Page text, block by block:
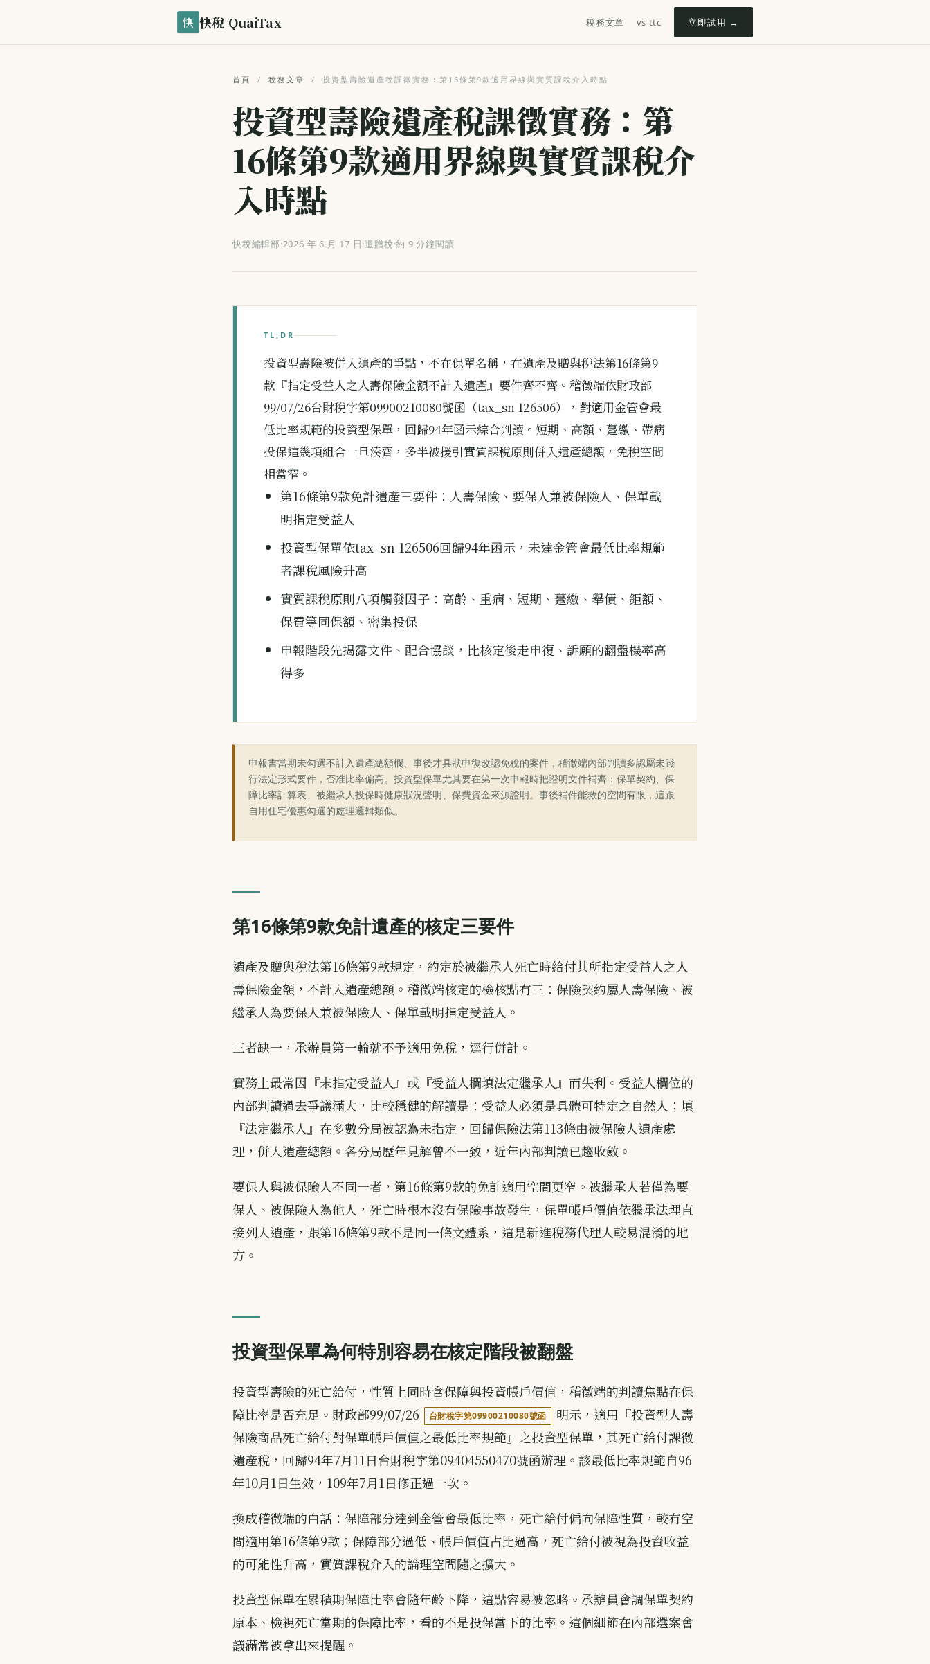
快 快稅 QuaiTax 稅務文章 vs ttc 立即試用 →
首頁 / 稅務文章 / 投資型壽險遺產稅課徵實務：第16條第9款適用界線與實質課稅介入時點
投資型壽險遺產稅課徵實務：第
16條第9款適用界線與實質課稅介
入時點
快稅編輯部·2026 年 6 月 17 日·遺贈稅·約 9 分鐘閱讀
TL;DR
投資型壽險被併入遺產的爭點，不在保單名稱，在遺產及贈與稅法第16條第9
款『指定受益人之人壽保險金額不計入遺產』要件齊不齊。稽徵端依財政部
99/07/26台財稅字第09900210080號函（tax_sn 126506），對適用金管會最
低比率規範的投資型保單，回歸94年函示綜合判讀。短期、高額、躉繳、帶病
投保這幾項組合一旦湊齊，多半被援引實質課稅原則併入遺產總額，免稅空間
相當窄。
第16條第9款免計遺產三要件：人壽保險、要保人兼被保險人、保單載
明指定受益人
投資型保單依tax_sn 126506回歸94年函示，未達金管會最低比率規範
者課稅風險升高
實質課稅原則八項觸發因子：高齡、重病、短期、躉繳、舉債、鉅額、
保費等同保額、密集投保
申報階段先揭露文件、配合協談，比核定後走申復、訴願的翻盤機率高
得多
申報書當期未勾選不計入遺產總額欄、事後才具狀申復改認免稅的案件，稽徵端內部判讀多認屬未踐
行法定形式要件，否准比率偏高。投資型保單尤其要在第一次申報時把證明文件補齊：保單契約、保
障比率計算表、被繼承人投保時健康狀況聲明、保費資金來源證明。事後補件能救的空間有限，這跟
自用住宅優惠勾選的處理邏輯類似。
第16條第9款免計遺產的核定三要件
遺產及贈與稅法第16條第9款規定，約定於被繼承人死亡時給付其所指定受益人之人
壽保險金額，不計入遺產總額。稽徵端核定的檢核點有三：保險契約屬人壽保險、被
繼承人為要保人兼被保險人、保單載明指定受益人。
三者缺一，承辦員第一輪就不予適用免稅，逕行併計。
實務上最常因『未指定受益人』或『受益人欄填法定繼承人』而失利。受益人欄位的
內部判讀過去爭議滿大，比較穩健的解讀是：受益人必須是具體可特定之自然人；填
『法定繼承人』在多數分局被認為未指定，回歸保險法第113條由被保險人遺產處
理，併入遺產總額。各分局歷年見解曾不一致，近年內部判讀已趨收斂。
要保人與被保險人不同一者，第16條第9款的免計適用空間更窄。被繼承人若僅為要
保人、被保險人為他人，死亡時根本沒有保險事故發生，保單帳戶價值依繼承法理直
接列入遺產，跟第16條第9款不是同一條文體系，這是新進稅務代理人較易混淆的地
方。
投資型保單為何特別容易在核定階段被翻盤
投資型壽險的死亡給付，性質上同時含保障與投資帳戶價值，稽徵端的判讀焦點在保
障比率是否充足。財政部99/07/26
台財稅字第09900210080號函
明示，適用『投資型人壽
保險商品死亡給付對保單帳戶價值之最低比率規範』之投資型保單，其死亡給付課徵
遺產稅，回歸94年7月11日台財稅字第09404550470號函辦理。該最低比率規範自96
年10月1日生效，109年7月1日修正過一次。
換成稽徵端的白話：保障部分達到金管會最低比率，死亡給付偏向保障性質，較有空
間適用第16條第9款；保障部分過低、帳戶價值占比過高，死亡給付被視為投資收益
的可能性升高，實質課稅介入的論理空間隨之擴大。
投資型保單在累積期保障比率會隨年齡下降，這點容易被忽略。承辦員會調保單契約
原本、檢視死亡當期的保障比率，看的不是投保當下的比率。這個細節在內部選案會
議滿常被拿出來提醒。